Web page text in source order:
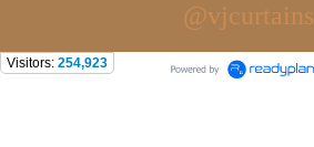
@vjcurtains
Visitors: 254,923